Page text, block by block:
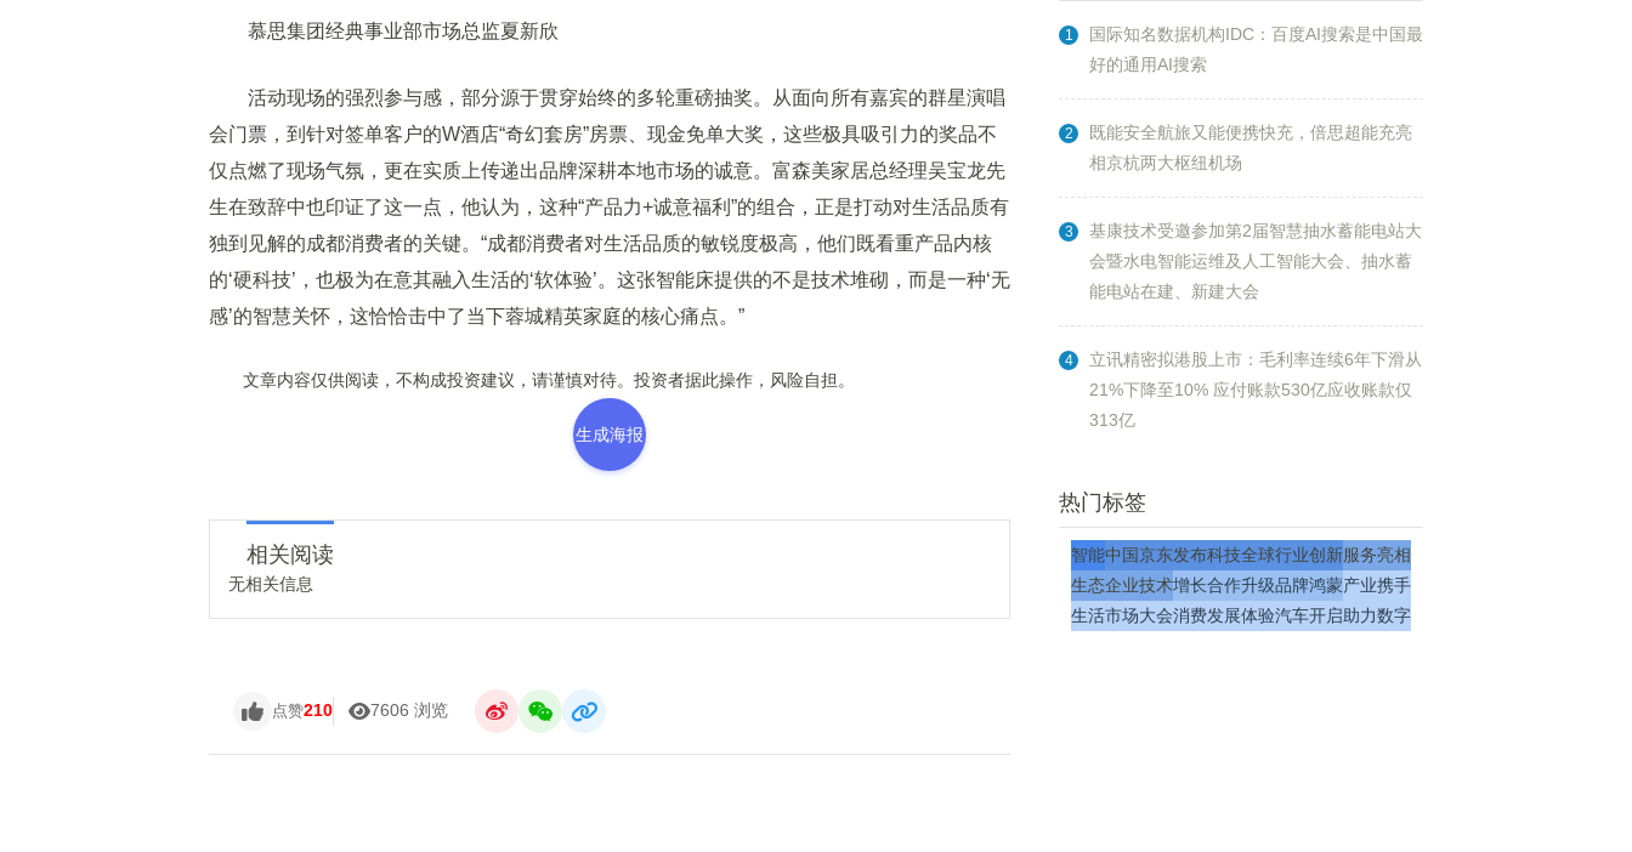
慕思集团经典事业部市场总监夏新欣
活动现场的强烈参与感，部分源于贯穿始终的多轮重磅抽奖。从面向所有嘉宾的群星演唱
会门票，到针对签单客户的W酒店“奇幻套房”房票、现金免单大奖，这些极具吸引力的奖品不
仅点燃了现场气氛，更在实质上传递出品牌深耕本地市场的诚意。富森美家居总经理吴宝龙先
生在致辞中也印证了这一点，他认为，这种“产品力+诚意福利”的组合，正是打动对生活品质有
独到见解的成都消费者的关键。“成都消费者对生活品质的敏锐度极高，他们既看重产品内核
的‘硬科技’，也极为在意其融入生活的‘软体验’。这张智能床提供的不是技术堆砌，而是一种‘无
感’的智慧关怀，这恰恰击中了当下蓉城精英家庭的核心痛点。”
文章内容仅供阅读，不构成投资建议，请谨慎对待。投资者据此操作，风险自担。
生成海报
相关阅读
无相关信息
点赞210 7606 浏览
1
国际知名数据机构IDC：百度AI搜索是中国最
好的通用AI搜索
2
既能安全航旅又能便携快充，倍思超能充亮
相京杭两大枢纽机场
3
基康技术受邀参加第2届智慧抽水蓄能电站大
会暨水电智能运维及人工智能大会、抽水蓄
能电站在建、新建大会
4
立讯精密拟港股上市：毛利率连续6年下滑从
21%下降至10% 应付账款530亿应收账款仅
313亿
热门标签
智能中国京东发布科技全球行业创新服务亮相
生态企业技术增长合作升级品牌鸿蒙产业携手
生活市场大会消费发展体验汽车开启助力数字